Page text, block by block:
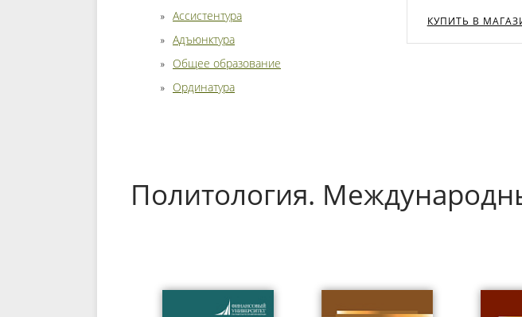
Ассистентура
Адъюнктура
Общее образование
Ординатура
КУПИТЬ В
Политология.